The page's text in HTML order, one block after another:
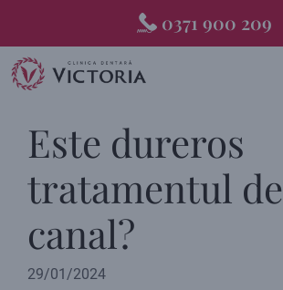
content
0371 900 209
Este dureros
tratamentul de
canal?
29/01/2024